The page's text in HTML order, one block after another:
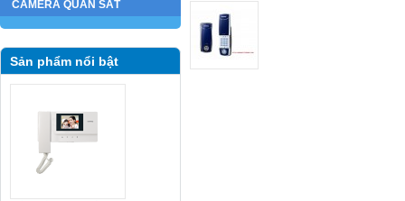
CAMERA QUAN SÁT
Sản phẩm nổi bật